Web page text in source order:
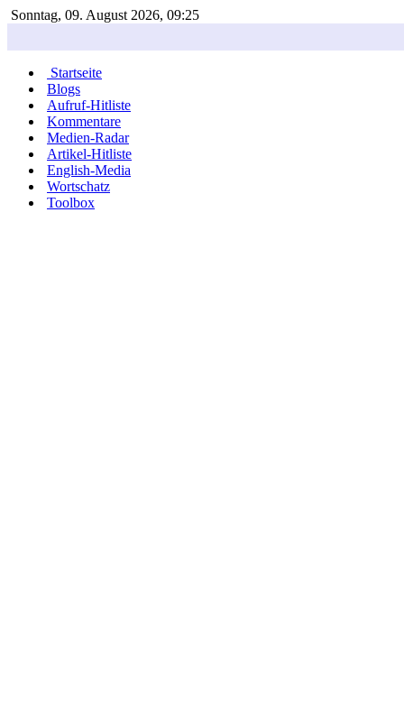
Sonntag, 09. August 2026, 09:25
Startseite
Blogs
Aufruf-Hitliste
Kommentare
Medien-Radar
Artikel-Hitliste
English-Media
Wortschatz
Toolbox